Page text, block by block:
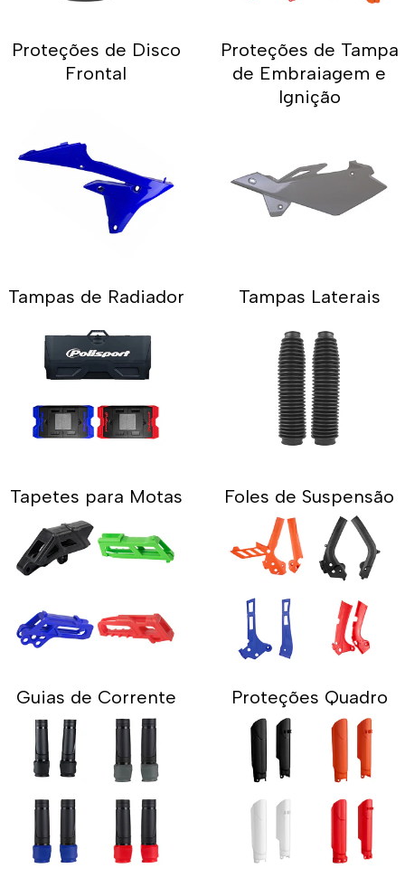
Proteções de Disco
Frontal
Proteções de Tampa
de Embraiagem e
Ignição
Tampas de Radiador Tampas Laterais
Tapetes para Motas Foles de Suspensão
Guias de Corrente Proteções Quadro